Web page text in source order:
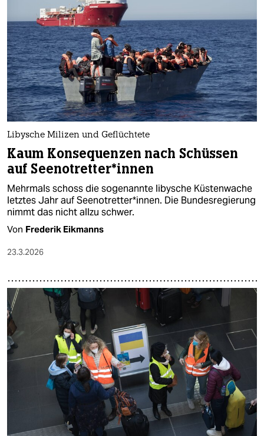
Libysche Milizen und Geflüchtete
Kaum Konsequenzen nach Schüssen
auf See­not­ret­te­r*in­nen
Mehrmals schoss die sogenannte libysche Küstenwache
letztes Jahr auf Seenotretter*innen. Die Bundesregierung
nimmt das nicht allzu schwer.
Von Frederik Eikmanns
23.3.2026